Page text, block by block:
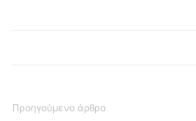
Προηγούμενο άρθρο